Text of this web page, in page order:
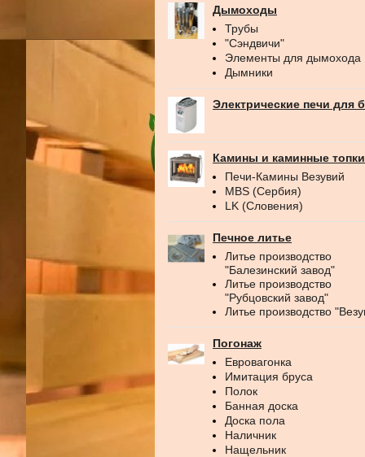
Дымоходы
Трубы
"Сэндвичи"
Элементы для дымохода
Дымники
Электрические печи для
Камины и каминные топки
Печи-Камины Везувий
MBS (Сербия)
LK (Словения)
Печное литье
Литье производство
"Балезинский завод"
Литье производство
"Рубцовский завод"
Литье производство
Погонаж
Евровагонка
Имитация бруса
Полок
Банная доска
Доска пола
Наличник
Нащельник